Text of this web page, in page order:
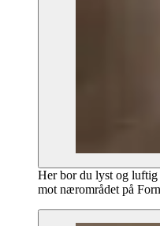
Her bor du lyst og luftig
mot nærområdet på